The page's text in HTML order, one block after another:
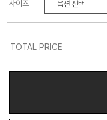
사이즈
TOTAL PRICE